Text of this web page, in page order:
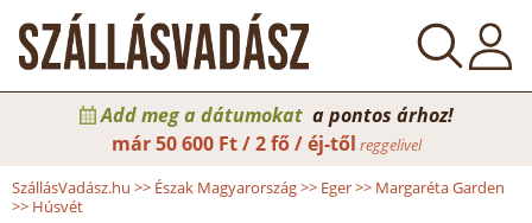
Add meg a dátumokat a pontos árhoz!
már50 600 Ft / 2 fő / éj-től reggelivel
SzállásVadász.hu >> Észak Magyarország>> Eger>> Margaréta Garden
>> Húsvét